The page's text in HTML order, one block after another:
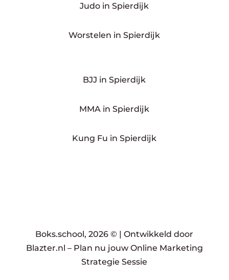
Judo in Spierdijk
Worstelen in Spierdijk
BJJ in Spierdijk
MMA in Spierdijk
Kung Fu in Spierdijk
Boks.school, 2026 © |Ontwikkeld door
Blazter.nl – Plan nu jouw Online Marketing
Strategie Sessie